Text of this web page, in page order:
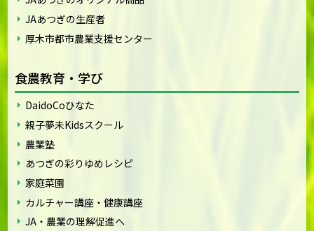
JAあつぎの生産者
厚木市都市農業支援センター
食農教育・学び
DaidoCoひなた
親子夢未Kidsスクール
農業塾
あつぎの彩りゆめレシピ
家庭菜園
カルチャー講座・健康講座
JA・農業の理解促進へ